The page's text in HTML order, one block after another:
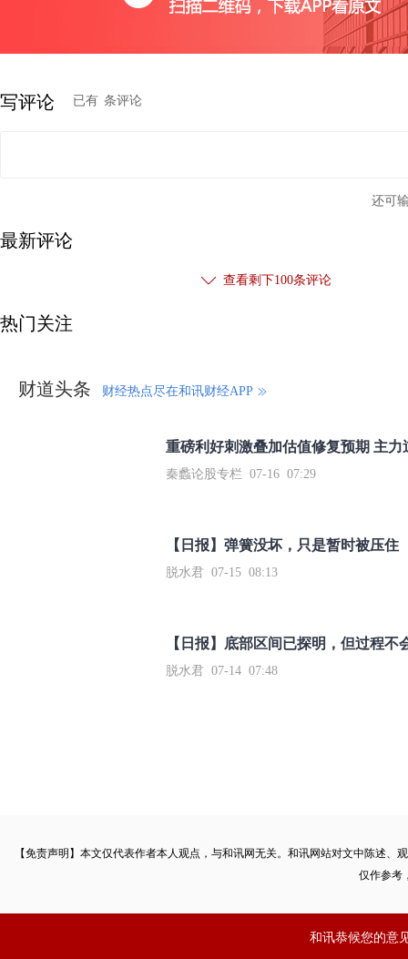
写评论 已有 条评论
还可
最新评论
查看剩下100条评论
热门关注
财道头条 财经热点尽在和讯财经APP
秦蠡论股专栏 07-16 07:29
【日报】弹簧没坏，只是暂时被压住
脱水君 07-15 08:13
【日报】底部区间已探明，但过程不
脱水君 07-14 07:48
【免责声明】本文仅代表作者本人观点，与和讯网无关。和讯网站对文中陈述
仅作参考
和讯恭候您的意